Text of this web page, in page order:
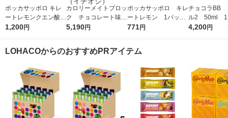
ポッカサッポロ キレ
ートレモンクエン酸2
700ゼリー165g 6個
1,200円
カロリーメイトブロッ
ク チョコレート味
1セット（30箱） 大
5,190円
ポッカサッポロ キレ
ートレモン 1パック
（6本入）（イチオ
771円
チョコラBB
ル2 50ml 1
（20本） エ
4,200円
LOHACOからのおすすめPRアイテム